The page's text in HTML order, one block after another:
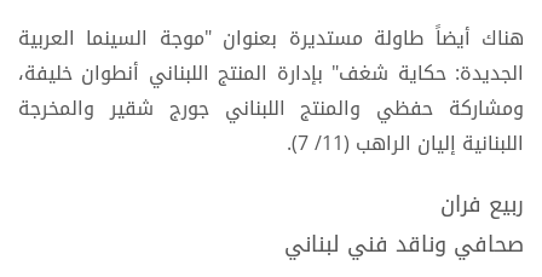
هناك أيضاً طاولة مستديرة بعنوان "موجة السينما العربية
الجديدة: حكاية شغف" بإدارة المنتج اللبناني أنطوان خليفة،
ومشاركة حفظي والمنتج اللبناني جورج شقير والمخرجة
اللبنانية إليان الراهب (11/ 7).
ربيع فران
صحافي وناقد فني لبناني